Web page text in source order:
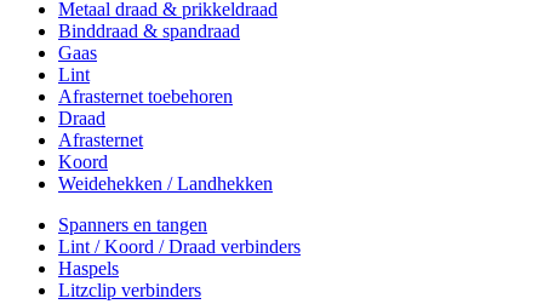
Metaal draad & prikkeldraad
Binddraad & spandraad
Gaas
Lint
Afrasternet toebehoren
Draad
Afrasternet
Koord
Weidehekken / Landhekken
Spanners en tangen
Lint / Koord / Draad verbinders
Haspels
Litzclip verbinders